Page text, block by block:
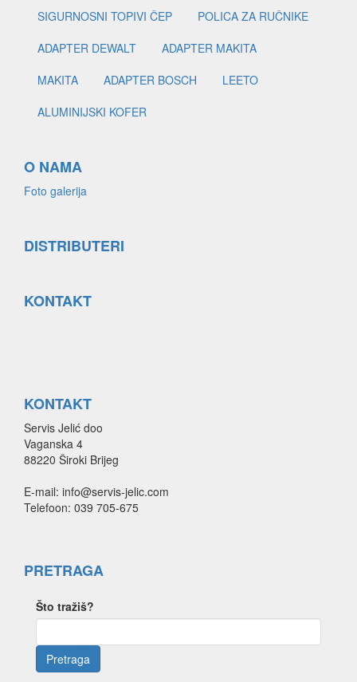
SIGURNOSNI TOPIVI ČEP
POLICA ZA RUČNIKE
ADAPTER DEWALT
ADAPTER MAKITA
MAKITA
ADAPTER BOSCH
LEETO
ALUMINIJSKI KOFER
O NAMA
Foto galerija
DISTRIBUTERI
KONTAKT
KONTAKT
Servis Jelić doo
Vaganska 4
88220 Široki Brijeg
E-mail: info@servis-jelic.com
Telefoon: 039 705-675
PRETRAGA
Što tražiš?